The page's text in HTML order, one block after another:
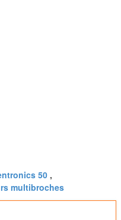
50 ,
multibroches